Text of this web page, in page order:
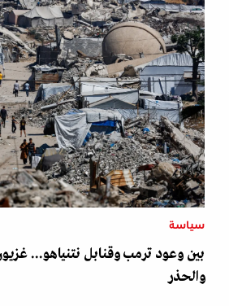
سياسة
بين وعود ترمب وقنابل نتنياهو...
والحذر